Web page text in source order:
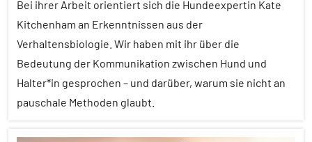
Kommunikation
und
Kognition
Bei ihrer Arbeit orientiert sich die Hundeexpertin Kate
Kitchenham an Erkenntnissen aus der
Verhaltensbiologie. Wir haben mit ihr über die
Bedeutung der Kommunikation zwischen Hund und
Halter*in gesprochen – und darüber, warum sie nicht an
pauschale Methoden glaubt.